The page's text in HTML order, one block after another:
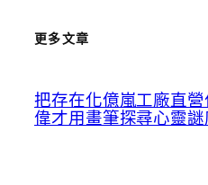
更多文章
把存在化億嵐工廠直
偉才用畫筆探尋心靈謎